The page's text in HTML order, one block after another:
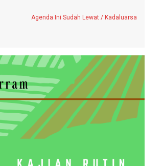
Agenda Ini Sudah Lewat / Kadaluarsa